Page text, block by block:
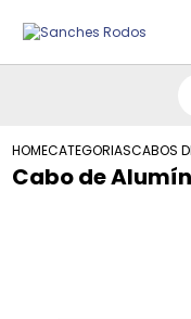
HOMECATEGORIASCABOS
Cabo de